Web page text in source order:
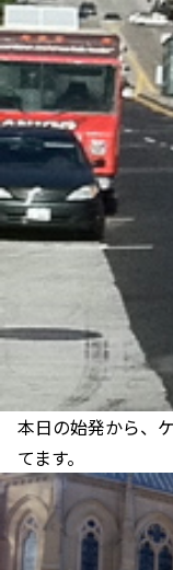
本日の始発から、
てます。